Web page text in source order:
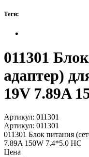
Теги:
011301
адаптер)
19V 7.89A
Артикул: 011301
Артикул: 011301
011301 Блок питания
7.89A 150W 7.4*5.0 HC
Цена